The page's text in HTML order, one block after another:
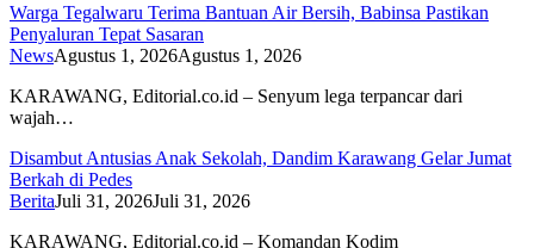
Warga Tegalwaru Terima Bantuan Air Bersih, Babinsa Pastikan
Penyaluran Tepat Sasaran
NewsAgustus 1, 2026Agustus 1, 2026
KARAWANG, Editorial.co.id – Senyum lega terpancar dari
wajah…
Disambut Antusias Anak Sekolah, Dandim Karawang Gelar Jumat
Berkah di Pedes
BeritaJuli 31, 2026Juli 31, 2026
KARAWANG, Editorial.co.id – Komandan Kodim